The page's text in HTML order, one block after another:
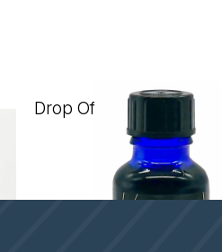
Drop Off Eco